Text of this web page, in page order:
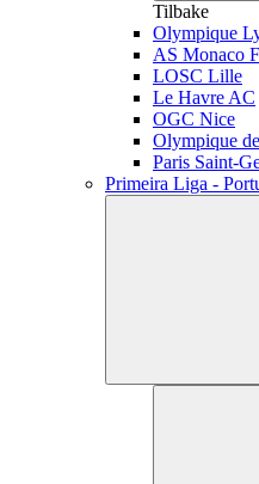
Tilbake
Olympique
AS Monaco
LOSC Lille
Le Havre AC
OGC Nice
Olympique
Paris Saint-
Primeira Liga -